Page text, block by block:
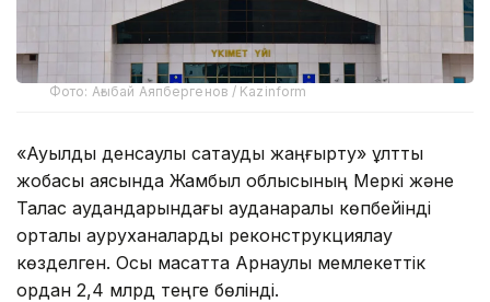
Фото: Ағыбай Аяпбергенов / Kazinform
«Ауылдық денсаулық сақтауды жаңғырту» ұлттық
жобасы аясында Жамбыл облысының Меркі және
Талас аудандарындағы ауданаралық көпбейінді
орталық ауруханаларды реконструкциялау
көзделген. Осы мақсатта Арнаулы мемлекеттік
қордан 2,4 млрд теңге бөлінді.